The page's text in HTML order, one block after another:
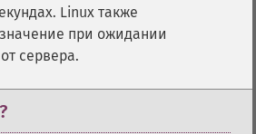
Linux также
значение при ожидании
сервера.